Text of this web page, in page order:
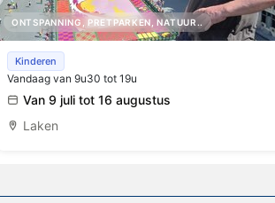
ONTSPANNING, PRETPARKEN, NATUUR..
Avant-première van het Bloementapijt van de
Grote Markt in Mini-Europe
Kinderen
Vandaag van 9u30 tot 19u
Van 9 juli tot 16 augustus
Laken